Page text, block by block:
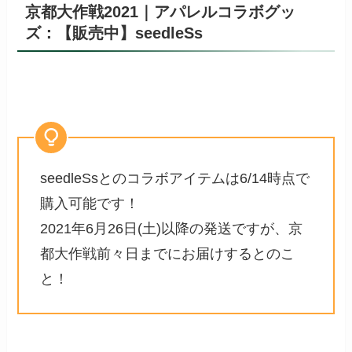
京都大作戦2021｜アパレルコラボグッ
ズ：【販売中】seedleSs
seedleSsとのコラボアイテムは6/14時点で
購入可能です！
2021年6月26日(土)以降の発送ですが、京
都大作戦前々日までにお届けするとのこ
と！